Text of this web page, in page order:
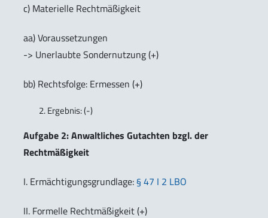
c) Materielle Rechtmäßigkeit
aa) Voraussetzungen
-> Unerlaubte Sondernutzung (+)
bb) Rechtsfolge: Ermessen (+)
Ergebnis: (-)
Aufgabe 2: Anwaltliches Gutachten bzgl. der
Rechtmäßigkeit
I. Ermächtigungsgrundlage: § 47 I 2 LBO
II. Formelle Rechtmäßigkeit (+)